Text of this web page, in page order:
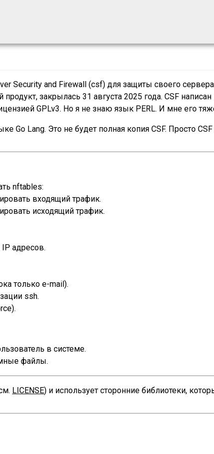
Security and Firewall (csf) для защиты своего
закрылась 31 августа 2025 года. CSF
GPLv3. Но я не знаю язык PERL. И мне его
Go Lang. Это не будет полная копия CSF. Просто
nftables:
входящий трафик.
исходящий трафик.
адресов.
только e-mail).
ssh.
в системе.
файлы.
LICENSE) и использует сторонние библиотеки,